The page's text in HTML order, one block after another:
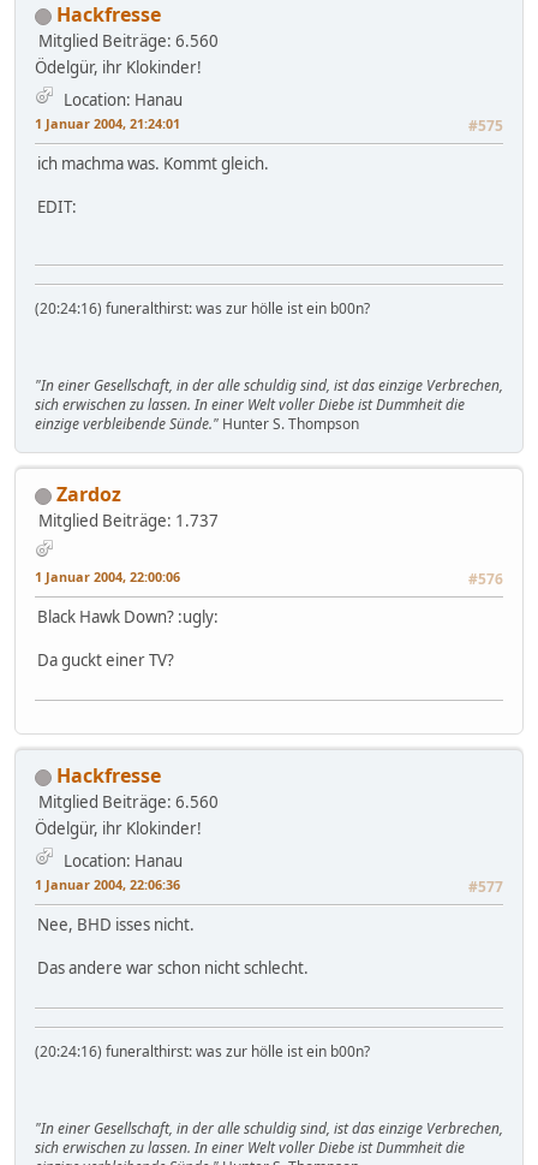
Hackfresse
Mitglied Beiträge: 6.560
Ödelgür, ihr Klokinder!
Location: Hanau
1 Januar 2004, 21:24:01 #575
ich machma was. Kommt gleich.
EDIT:
(20:24:16) funeralthirst: was zur hölle ist ein b00n?
"In einer Gesellschaft, in der alle schuldig sind, ist das einzige Verbrechen,
sich erwischen zu lassen. In einer Welt voller Diebe ist Dummheit die
einzige verbleibende Sünde." Hunter S. Thompson
Zardoz
Mitglied Beiträge: 1.737
1 Januar 2004, 22:00:06 #576
Black Hawk Down? :ugly:
Da guckt einer TV?
Hackfresse
Mitglied Beiträge: 6.560
Ödelgür, ihr Klokinder!
Location: Hanau
1 Januar 2004, 22:06:36 #577
Nee, BHD isses nicht.
Das andere war schon nicht schlecht.
(20:24:16) funeralthirst: was zur hölle ist ein b00n?
"In einer Gesellschaft, in der alle schuldig sind, ist das einzige Verbrechen,
sich erwischen zu lassen. In einer Welt voller Diebe ist Dummheit die